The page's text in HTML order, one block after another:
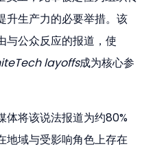
升生产力的必要举措。该
与公众反应的报道，使
layoffs成为核心参
体将该说法报道为约80%
地域与受影响角色上存在